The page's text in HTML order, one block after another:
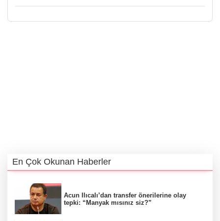
En Çok Okunan Haberler
Acun Ilıcalı’dan transfer önerilerine olay
tepki: “Manyak mısınız siz?”